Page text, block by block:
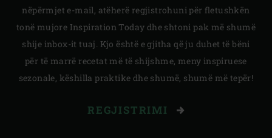
nëpërmjet e-mail, atëherë regjistrohuni për fletushkën
tonë mujore Inspiration Today dhe shtoni pak më shumë
shije inbox-it tuaj. Kjo është e gjitha që ju duhet të bëni
për të marrë recetat më të shijshme, meny inspiruese
sezonale, këshilla praktike dhe shumë, shumë më tepër!
REGJISTRIMI